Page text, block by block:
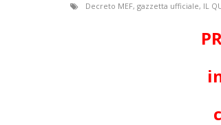
Decreto MEF, gazzetta ufficiale, IL